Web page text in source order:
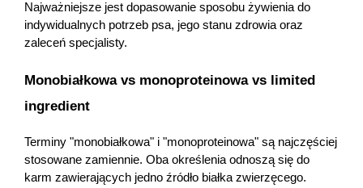
Najważniejsze jest dopasowanie sposobu żywienia do
indywidualnych potrzeb psa, jego stanu zdrowia oraz
zaleceń specjalisty.
Monobiałkowa vs monoproteinowa vs limited
ingredient
Terminy "monobiałkowa" i "monoproteinowa" są najczęściej
stosowane zamiennie. Oba określenia odnoszą się do
karm zawierających jedno źródło białka zwierzęcego.